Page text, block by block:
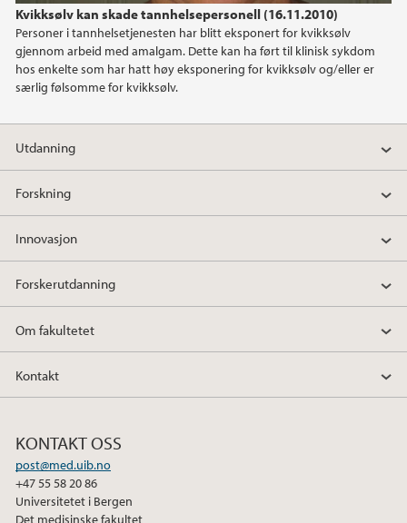
Kvikksølv kan skade tannhelsepersonell (16.11.2010)
Personer i tannhelsetjenesten har blitt eksponert for kvikksølv
gjennom arbeid med amalgam. Dette kan ha ført til klinisk sykdom
hos enkelte som har hatt høy eksponering for kvikksølv og/eller er
særlig følsomme for kvikksølv.
2009
Utdanning
Forskning
Innovasjon
Forskerutdanning
Om fakultetet
Kontakt
KONTAKT OSS
post@med.uib.no
+47 55 58 20 86
Universitetet i Bergen